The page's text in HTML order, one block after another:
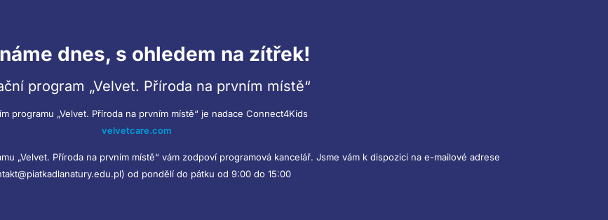
dnes, s ohledem na zítřek!
program „Velvet. Příroda na prvním místě“
programu „Velvet. Příroda na prvním místě“ je nadace Connect4Kids
velvetcare.com
„Velvet. Příroda na prvním místě“ vám zodpoví programová kancelář. Jsme vám k dispozici na e-mailové adrese
od pondělí do pátku od 9:00 do 15:00